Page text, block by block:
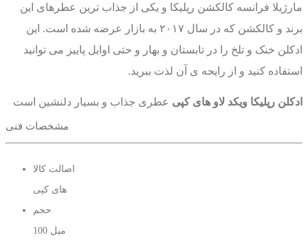
مارژیلا فرانسه کالکشن رپلیکا و یکی از جذاب ترین عطرهای این
برند و کالکشن که در سال ٢٠١٧ به بازار عرضه شده است. این
ادکلن خنک و تلخ را در تابستان و بهار و حتی اوایل پاییز می توانید
استفاده کنید و از رایحه ی آن لذت ببرید.
ادکلن رپلیکا ویکد لاو های کپی عطری جذاب و بسیار دلنشین است
که مناسب استفاده ی روزانه و همانطور که از طرح روی شیشه هم
پیداست برای قرار های عاشقانه بسیار عالی است.
در نت اولیه اش از ریحان و فلفل
سبز استفاده کرده که به خودی خود روایحی تحریک کننده و جذاب
هستند و شروعی پرهیجان را برای شما به ارمغان می آورد. در نت
میانی و قلب کار نیز روایح شیرین تر مانند گل های یاس و رز بکار
مشخصات فنی
اصالت کالا
های کپی
حجم
100 میل